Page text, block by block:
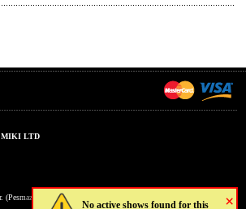
×
No active shows found for this
LTD
Arc), Athens, Greece